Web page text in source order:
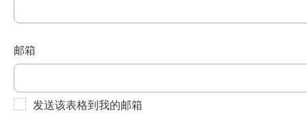
邮箱
发送该表格到我的邮箱